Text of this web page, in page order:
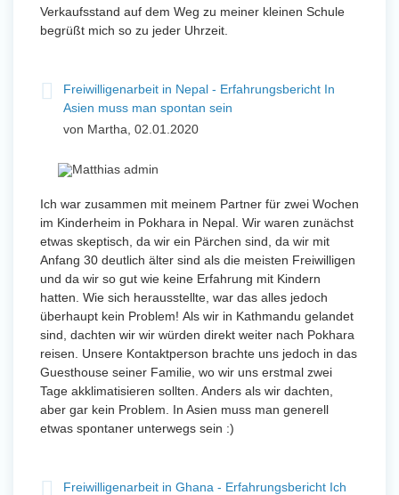
Verkaufsstand auf dem Weg zu meiner kleinen Schule
begrüßt mich so zu jeder Uhrzeit.
Freiwilligenarbeit in Nepal - Erfahrungsbericht In
Asien muss man spontan sein
von Martha, 02.01.2020
Ich war zusammen mit meinem Partner für zwei Wochen
im Kinderheim in Pokhara in Nepal. Wir waren zunächst
etwas skeptisch, da wir ein Pärchen sind, da wir mit
Anfang 30 deutlich älter sind als die meisten Freiwilligen
und da wir so gut wie keine Erfahrung mit Kindern
hatten. Wie sich herausstellte, war das alles jedoch
überhaupt kein Problem! Als wir in Kathmandu gelandet
sind, dachten wir wir würden direkt weiter nach Pokhara
reisen. Unsere Kontaktperson brachte uns jedoch in das
Guesthouse seiner Familie, wo wir uns erstmal zwei
Tage akklimatisieren sollten. Anders als wir dachten,
aber gar kein Problem. In Asien muss man generell
etwas spontaner unterwegs sein :)
Freiwilligenarbeit in Ghana - Erfahrungsbericht Ich